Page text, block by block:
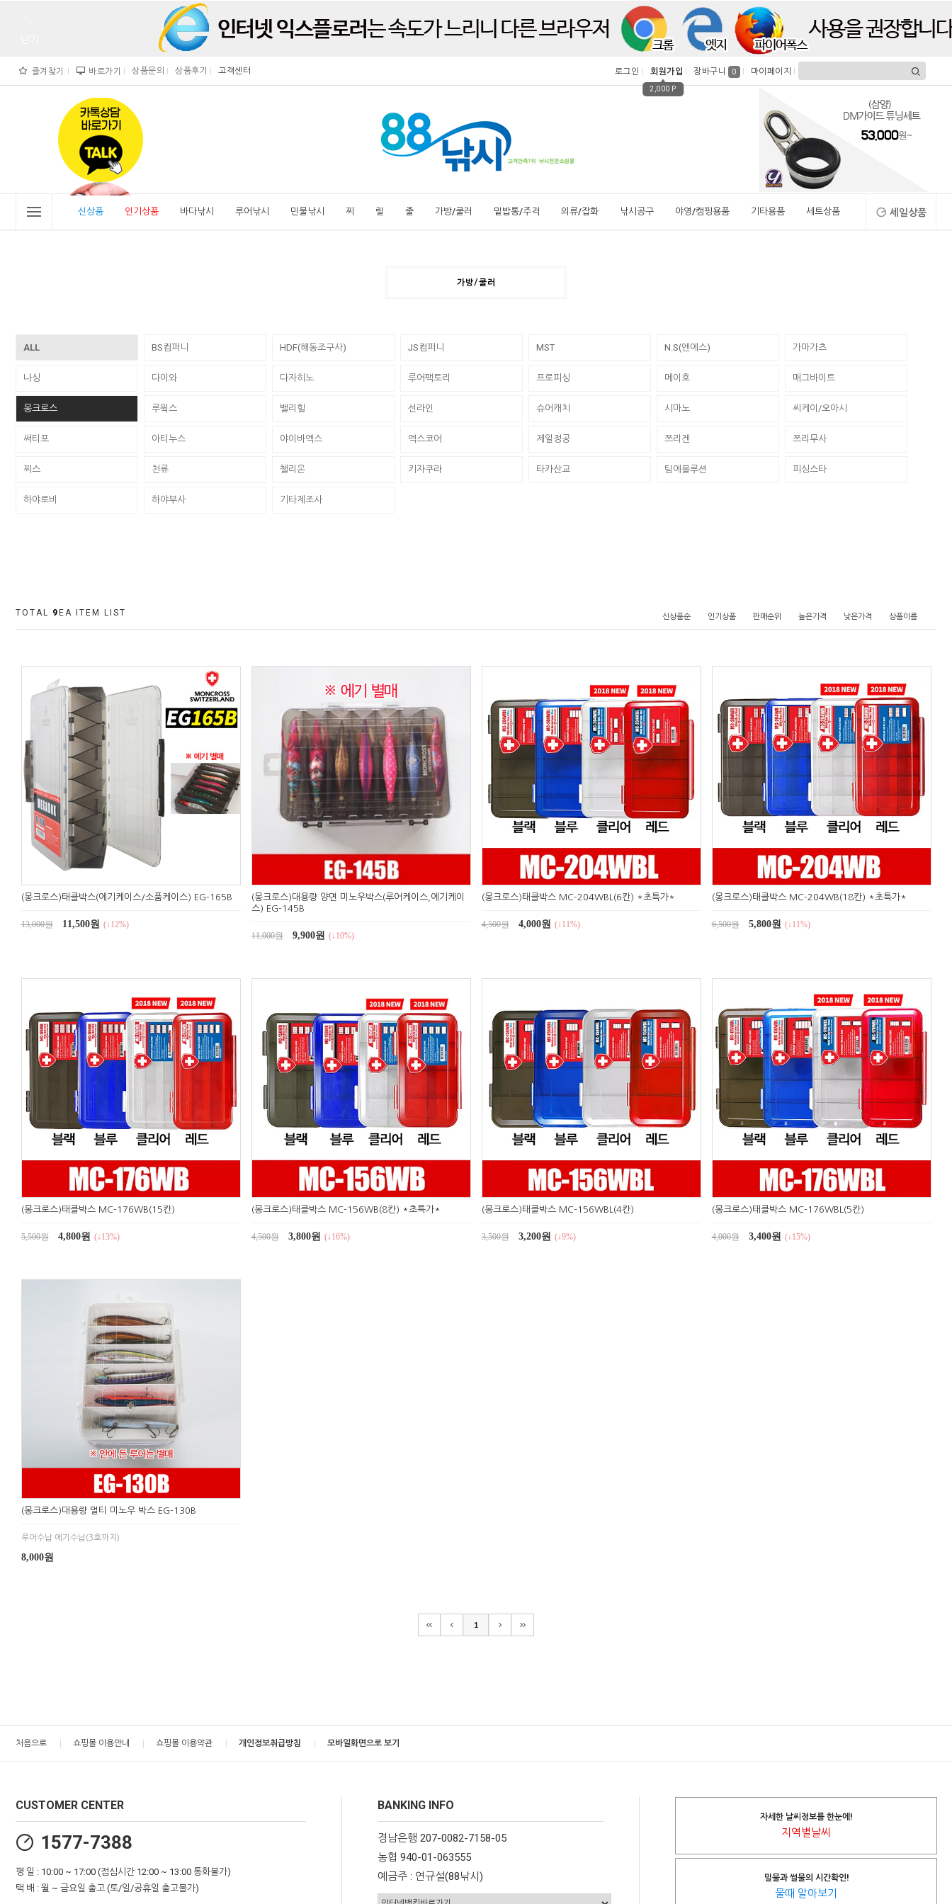
즐겨찾기 바로가기 상품문의 상품후기 고객센터 로그인 회원가입
2,000 P
장바구니 0 마이페이지
">
" alt="비린내">
신상품 인기상품 바다낚시 루어낚시 민물낚시 찌 릴 줄 가방/쿨러 밑밥통/주걱 의류/잡화 낚시공구 야영/캠핑용품 기타용품 세트상품 세일상품
가방/쿨러
ALL BS컴퍼니 HDF(해동조구사) JS컴퍼니 MST N.S(엔에스) 가마가츠
나싱 다이와 다자히노 루어팩토리 프로피싱 메이호 매그바이트
몽크로스 루웍스 밸리힐 선라인 슈어캐치 시마노 씨케이/오아시
써티포 아티누스 야이바엑스 엑스코어 제일정공 쯔리겐 쯔리무사
찌스 천류 챌리온 키자쿠라 타카산교 팀에볼루션 피싱스타
하야로비 하야부사 기타제조사
TOTAL 9 EA ITEM LIST 신상품순 인기상품 판매순위 높은가격 낮은가격 상품이름
(몽크로스)태클박스(에기케이스/소품케이스) EG-165B
13,000원 11,500원 (↓12%)
(몽크로스)대용량 양면 미노우박스(루어케이스,에기케이
스) EG-145B
11,000원 9,900원 (↓10%)
(몽크로스)태클박스 MC-204WBL(6칸) *초특가*
4,500원 4,000원 (↓11%)
(몽크로스)태클박스 MC-204WB(18칸) *초특가*
6,500원 5,800원 (↓11%)
(몽크로스)태클박스 MC-176WB(15칸)
5,500원 4,800원 (↓13%)
(몽크로스)태클박스 MC-156WB(8칸) *초특가*
4,500원 3,800원 (↓16%)
(몽크로스)태클박스 MC-156WBL(4칸)
3,500원 3,200원 (↓9%)
(몽크로스)태클박스 MC-176WBL(5칸)
4,000원 3,400원 (↓15%)
(몽크로스)대용량 멀티 미노우 박스 EG-130B
루어수납 에기수납(3호까지)
8,000원
1
처음으로 쇼핑몰 이용안내 쇼핑몰 이용약관 개인정보취급방침 모바일화면으로 보기
CUSTOMER CENTER
1577-7388
평 일 : 10:00 ~ 17:00 (점심시간 12:00 ~ 13:00 통화불가)
택 배 : 월 ~ 금요일 출고 (토/일/공휴일 출고불가)
BANKING INFO
경남은행 207-0082-7158-05
농협 940-01-063555
예금주 : 연규설(88낚시)
자세한 날씨정보를 한눈에!
지역별날씨
밀물과 썰물의 시간확인!
물때 알아보기